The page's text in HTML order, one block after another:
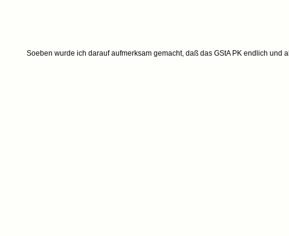
Soeben wurde ich darauf aufmerksam gemacht, daß das GStA PK endlich und